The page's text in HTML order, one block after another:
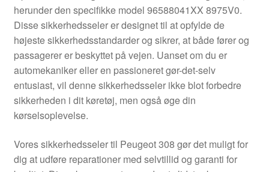
Klageprocedure
Kontakte
Kurv
Levering
Min Konto
herunder den specifikke model 96588041XX 8975V0.
Disse sikkerhedsseler er designet til at opfylde de
højeste sikkerhedsstandarder og sikrer, at både fører og
passagerer er beskyttet på vejen. Uanset om du er
automekaniker eller en passioneret gør-det-selv
entusiast, vil denne sikkerhedsseler ikke blot forbedre
sikkerheden i dit køretøj, men også øge din
kørselsoplevelse.
Vores sikkerhedsseler til Peugeot 308 gør det muligt for
dig at udføre reparationer med selvtillid og garanti for